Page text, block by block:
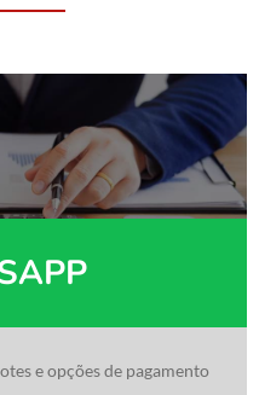
e opções de pagamento